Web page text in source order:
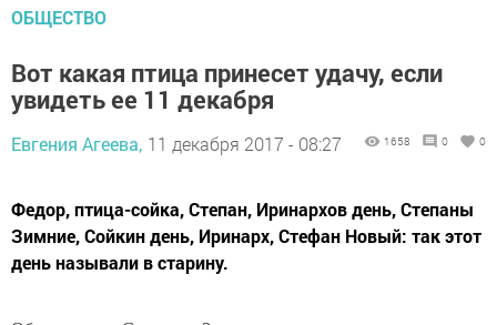
ОБЩЕСТВО
Вот какая птица принесет удачу, если
увидеть ее 11 декабря
Евгения Агеева, 11 декабря 2017 - 08:27 1658 0 0
Федор, птица-сойка, Степан, Иринархов день, Степаны
Зимние, Сойкин день, Иринарх, Стефан Новый: так этот
день называли в старину.